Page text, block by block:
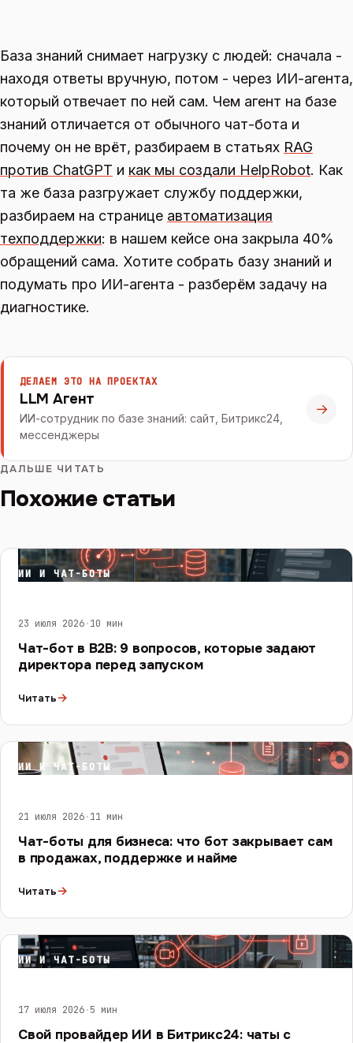
База знаний снимает нагрузку с людей: сначала -
находя ответы вручную, потом - через ИИ-агента,
который отвечает по ней сам. Чем агент на базе
знаний отличается от обычного чат-бота и
почему он не врёт, разбираем в статьях RAG
против ChatGPT и как мы создали HelpRobot. Как
та же база разгружает службу поддержки,
разбираем на странице автоматизация
техподдержки: в нашем кейсе она закрыла 40%
обращений сама. Хотите собрать базу знаний и
подумать про ИИ-агента - разберём задачу на
диагностике.
ДЕЛАЕМ ЭТО НА ПРОЕКТАХ
LLM Агент
ИИ-сотрудник по базе знаний: сайт, Битрикс24,
мессенджеры
→
ДАЛЬШЕ ЧИТАТЬ
Похожие статьи
ИИ И ЧАТ-БОТЫ
23 июля 2026·10 мин
Чат-бот в B2B: 9 вопросов, которые задают
директора перед запуском
Читать→
ИИ И ЧАТ-БОТЫ
21 июля 2026·11 мин
Чат-боты для бизнеса: что бот закрывает сам
в продажах, поддержке и найме
Читать→
ИИ И ЧАТ-БОТЫ
17 июля 2026·5 мин
Свой провайдер ИИ в Битрикс24: чаты с